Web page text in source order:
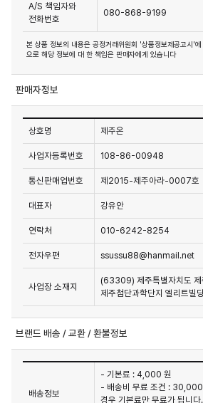
A/S 책임자와
전화번호
080-868-9199
본 상품 정보의 내용은 공정거래위원회 '상품정보제공고시'
으로 해당 정보에 대 한 책임은 판매자에게 있습니다
판매자정보
상호명 제주온
사업자등록번호 108-86-00948
통신판매업번호 제2015-제주아라-0007호
대표자 강유안
연락처 010-6242-8254
전자우편 ssussu88@hanmail.net
사업장 소재지
(63309) 제주특별자치도
제주첨단과학단지 엘리트빌
브랜드 배송 / 교환 / 환불정보
배송정보
- 기본료 : 4,000 원
- 배송비 무료 조건 : 30,000
경우 기본료만 무료가 됩니다